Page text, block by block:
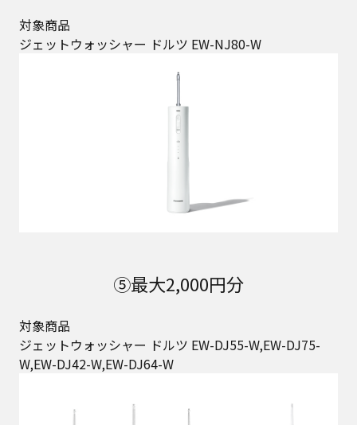
対象商品
ジェットウォッシャー ドルツ EW-NJ80-W
⑤最大2,000円分
対象商品
ジェットウォッシャー ドルツ EW-DJ55-W,EW-DJ75-
W,EW-DJ42-W,EW-DJ64-W